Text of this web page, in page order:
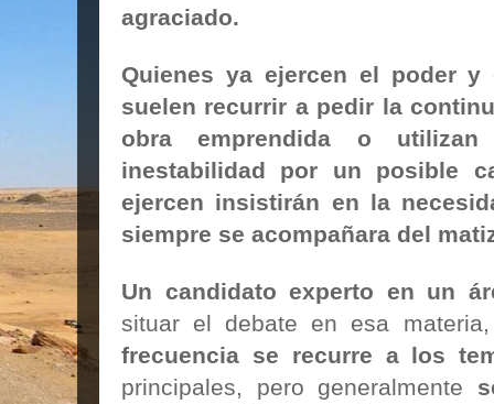
agraciado.
Quienes ya ejercen el poder
suelen recurrir a pedir la
obra emprendida o
inestabilidad por un posible
ejercen insistirán en la
siempre se acompañara del
Un candidato experto en un
situar el debate en esa
frecuencia se recurre a los
principales, pero generalmente